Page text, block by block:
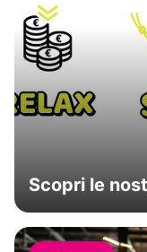
Scopri le